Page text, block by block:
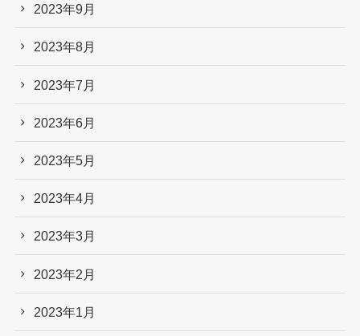
2023年9月
2023年8月
2023年7月
2023年6月
2023年5月
2023年4月
2023年3月
2023年2月
2023年1月